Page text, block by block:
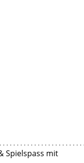
Spielspass mit